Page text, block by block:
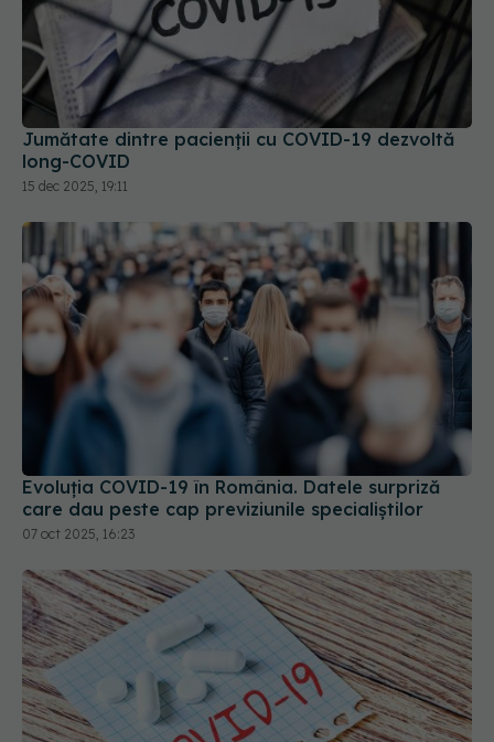
Jumătate dintre pacienții cu COVID-19 dezvoltă
long-COVID
15 dec 2025, 19:11
Evoluția COVID-19 în România. Datele surpriză
care dau peste cap previziunile specialiștilor
07 oct 2025, 16:23